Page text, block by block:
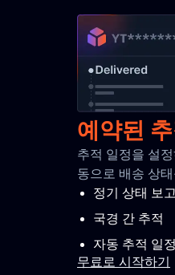
예약된
추적 일정을 설
동으로 배송 상
정기 상태 보
국경 간 추적
자동 추적 일정
무료로 시작하기